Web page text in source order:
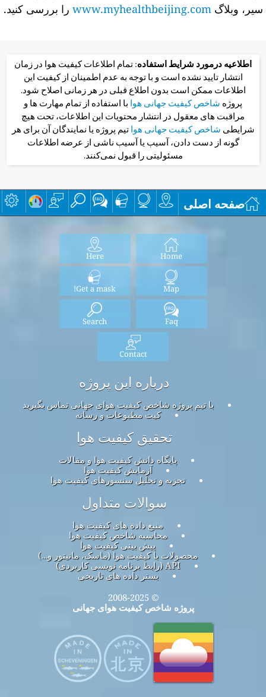
سیر، وبلاگwww.myhealthbeijing.com را بررسی کنید.
اطلاعیه درمورد شرایط استفاده: تمام اطلاعات کیفیت هوا در زمان
انتشار تایید نشده است و با توجه به عدم اطمینان از کیفیت این
اطلاعات ممکن است بدون اطلاع قبلی در هر زمانی اصلاح شود.
پروژه شاخص کیفیت جهانی هوا با استفاده از تمام مهارت ها و
مراقبت های معقول در انتشار محتویات این اطلاعات، تحت هیچ
شرایطی شاخص کیفیت جهانی هواتیم پروژه یا نمایندگان آن برای هر
گونه از دست دادن، آسیب یا آسیب ناشی از عرضه اطلاعات
مسئولیتی را قبول نمی‌کنند.
صفحه اصلی
Home
Here
Map
Get a mask!
Faq
Search
Contact
درباره این پروژه
با تیم پروژه شاخص کیفیت هوای جهانی تماس بگیرید
کیت مطبوعات و رسانه
تحقیق کیفیت هوا
پایگاه دانش کیفیت هوا و مقالات
آزمایش کیفیت هوا
تجزیه و تحلیل سنسورهای کیفیت هوا
سوالات متداول
منبع داده های کیفیت هوا
محاسبه شاخص کیفیت هوا
پیش بینی کیفیت هوا
محصولات با کیفیت هوا (ماسک، مانیتور و…)
API (رابط برنامه نویسی کاربردی)
بستر داده های تاریخی
© 2008-2025
پروژه شاخص کیفیت هوای جهانی